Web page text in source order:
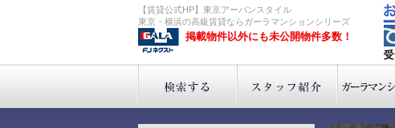
【賃貸公式HP】東京アーバンスタイル
東京・横浜の高級賃貸ならガーラマンションシリーズ
掲載物件以外にも未公開物件多数！